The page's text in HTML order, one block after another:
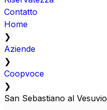
Contatto
Home
❯
Aziende
❯
Coopvoce
❯
San Sebastiano al Vesuvio